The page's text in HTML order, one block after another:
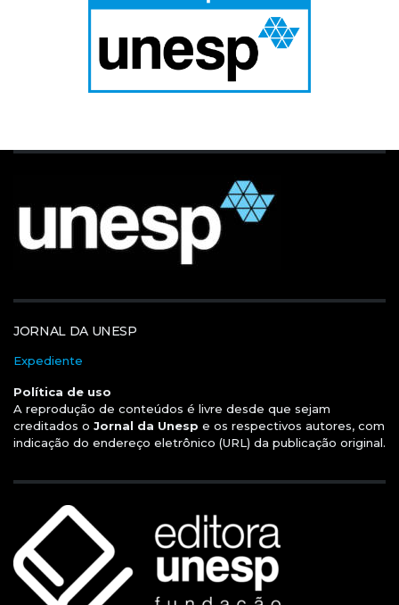
JORNAL DA UNESP
Expediente
Política de uso
A reprodução de conteúdos é livre desde que sejam
creditados o Jornal da Unesp e os respectivos autores, com
indicação do endereço eletrônico (URL) da publicação original.